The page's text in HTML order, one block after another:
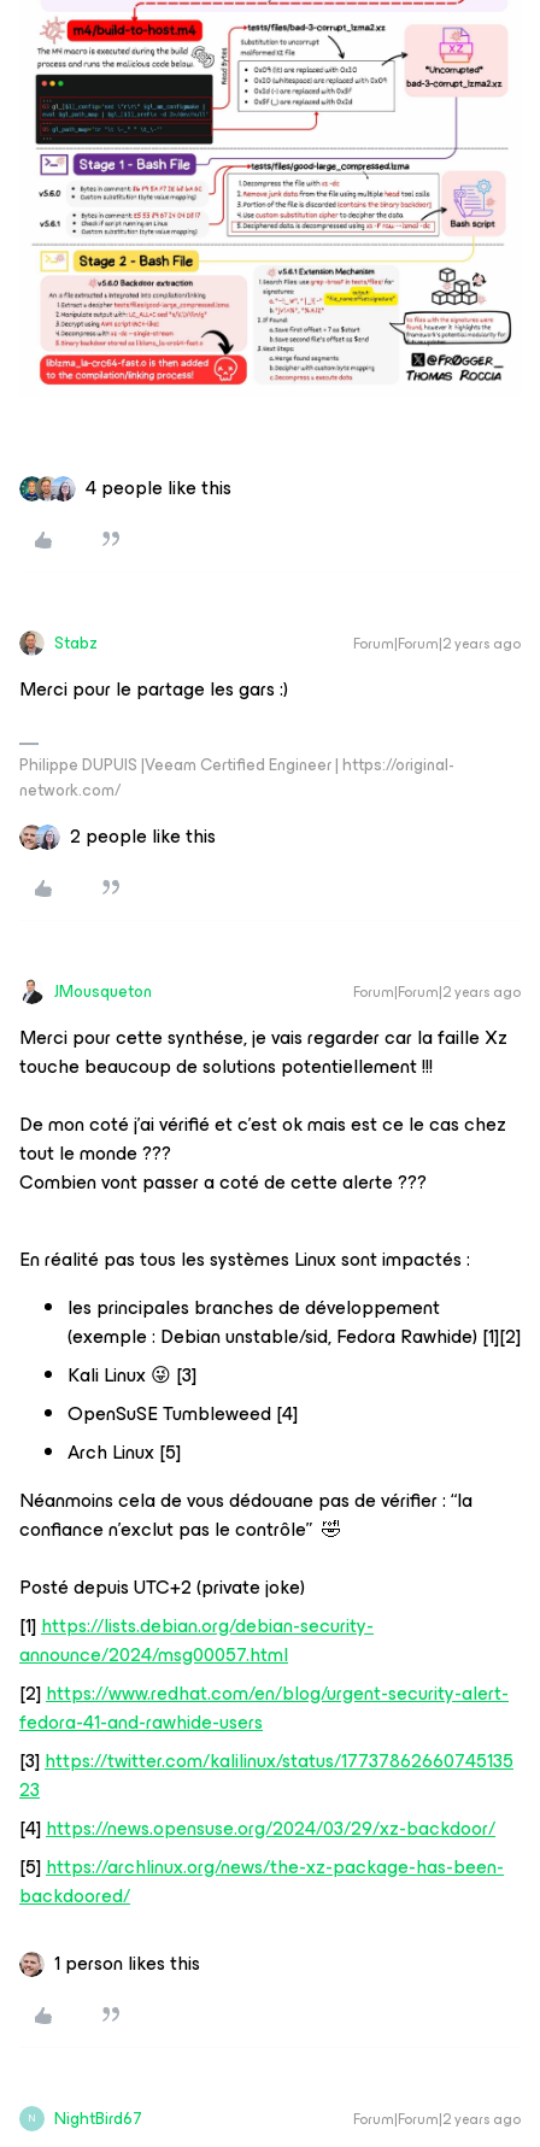
4 people like this
Stabz Forum|Forum|2 years ago
Merci pour le partage les gars :)
Philippe DUPUIS |Veeam Certified Engineer | https://original-
network.com/
2 people like this
JMousqueton Forum|Forum|2 years ago
Merci pour cette synthése, je vais regarder car la faille Xz
touche beaucoup de solutions potentiellement !!!
De mon coté j’ai vérifié et c’est ok mais est ce le cas chez
tout le monde ???
Combien vont passer a coté de cette alerte ???
En réalité pas tous les systèmes Linux sont impactés :
les principales branches de développement
(exemple : Debian unstable/sid, Fedora Rawhide) [1][2]
Kali Linux 😜 [3]
OpenSuSE Tumbleweed [4]
Arch Linux [5]
Néanmoins cela de vous dédouane pas de vérifier : “la
confiance n’exclut pas le contrôle” 🤣
Posté depuis UTC+2 (private joke)
[1]https://lists.debian.org/debian-security-
announce/2024/msg00057.html
[2]https://www.redhat.com/en/blog/urgent-security-alert-
fedora-41-and-rawhide-users
[3]https://twitter.com/kalilinux/status/17737862660745135
23
[4]https://news.opensuse.org/2024/03/29/xz-backdoor/
[5]https://archlinux.org/news/the-xz-package-has-been-
backdoored/
1 person likes this
N NightBird67 Forum|Forum|2 years ago